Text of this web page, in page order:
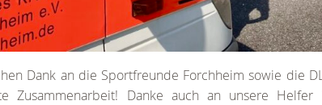
Dank an die Sportfreunde Forchheim sowie die
Zusammenarbeit! Danke auch an unsere